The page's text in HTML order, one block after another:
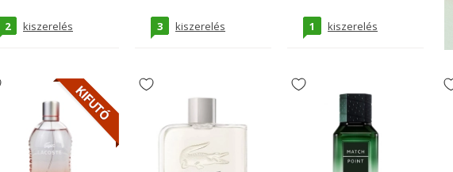
2 kiszerelés 3 kiszerelés 1 kiszerelés